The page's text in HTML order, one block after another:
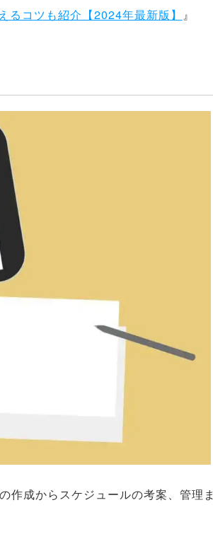
コツも紹介【2024年最新版】 』
作成からスケジュールの考案、管理ま